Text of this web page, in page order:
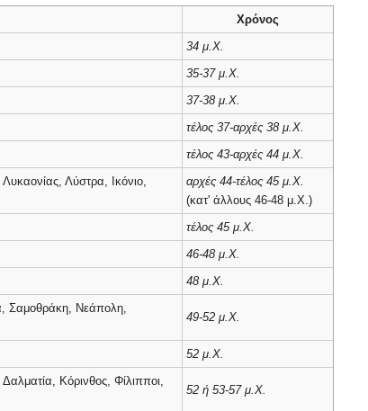
Χρόνος
34 μ.Χ.
35-37 μ.Χ.
37-38 μ.Χ.
τέλος 37-αρχές 38 μ.Χ.
τέλος 43-αρχές 44 μ.Χ.
Λύστρα, Ικόνιο,
αρχές 44-τέλος 45 μ.Χ.
(κατ' άλλους 46-48 μ.Χ.)
τέλος 45 μ.Χ.
46-48 μ.Χ.
48 μ.Χ.
Σαμοθράκη, Νεάπολη,
49-52 μ.Χ.
52 μ.Χ.
Κόρινθος, Φίλιπποι,
52 ή 53-57 μ.Χ.